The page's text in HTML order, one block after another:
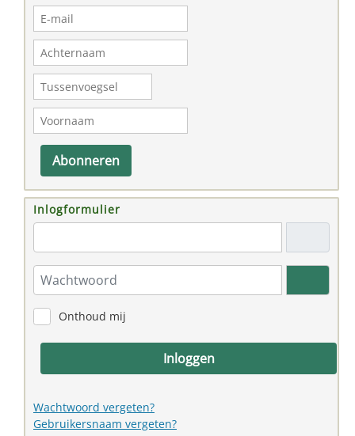
Abonneren
Inlogformulier
Wachtwoord
Toon
Onthoud mij
Inloggen
Wachtwoord vergeten?
Gebruikersnaam vergeten?